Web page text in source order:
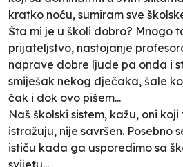
kratko noću, sumiram sve
Šta mi je u školi dobro? Mnogo
prijateljstvo, nastojanje
naprave dobre ljude pa onda i
smiješak nekog dječaka, šale
čak i dok ovo pišem...
Naš školski sistem, kažu, oni
istražuju, nije savršen. Posebno
ističu kada ga usporedimo sa
svijetu...